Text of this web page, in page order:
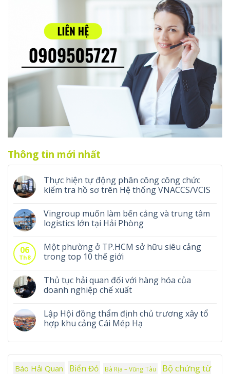
Thông tin mới nhất
Thực hiện tự động phân công công chức
kiểm tra hồ sơ trên Hệ thống VNACCS/VCIS
Vingroup muốn làm bến cảng và trung tâm
logistics lớn tại Hải Phòng
06
Th8
Một phường ở TP.HCM sở hữu siêu cảng
trong top 10 thế giới
Thủ tục hải quan đối với hàng hóa của
doanh nghiệp chế xuất
Lập Hội đồng thẩm định chủ trương xây tổ
hợp khu cảng Cái Mép Hạ
Báo Hải Quan Biển Đỏ Bà Rịa – Vũng Tàu
Bộ chứng từ